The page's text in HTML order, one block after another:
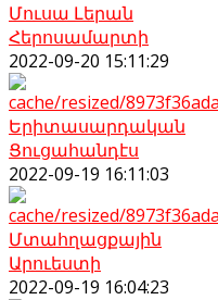
Մուսա Լերան
Հերոսամարտի
2022-09-20 15:11:29
Երիտասարդական
Ցուցահանդէս
2022-09-19 16:11:03
Մտահղացքային
Արուեստի
2022-09-19 16:04:23